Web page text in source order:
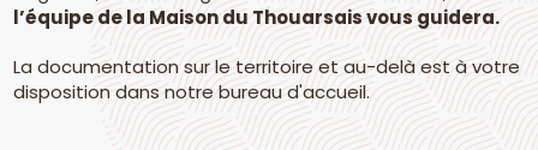
l’équipe de la Maison du Thouarsais vous guidera.
La documentation sur le territoire et au-delà est à votre
disposition dans notre bureau d'accueil.